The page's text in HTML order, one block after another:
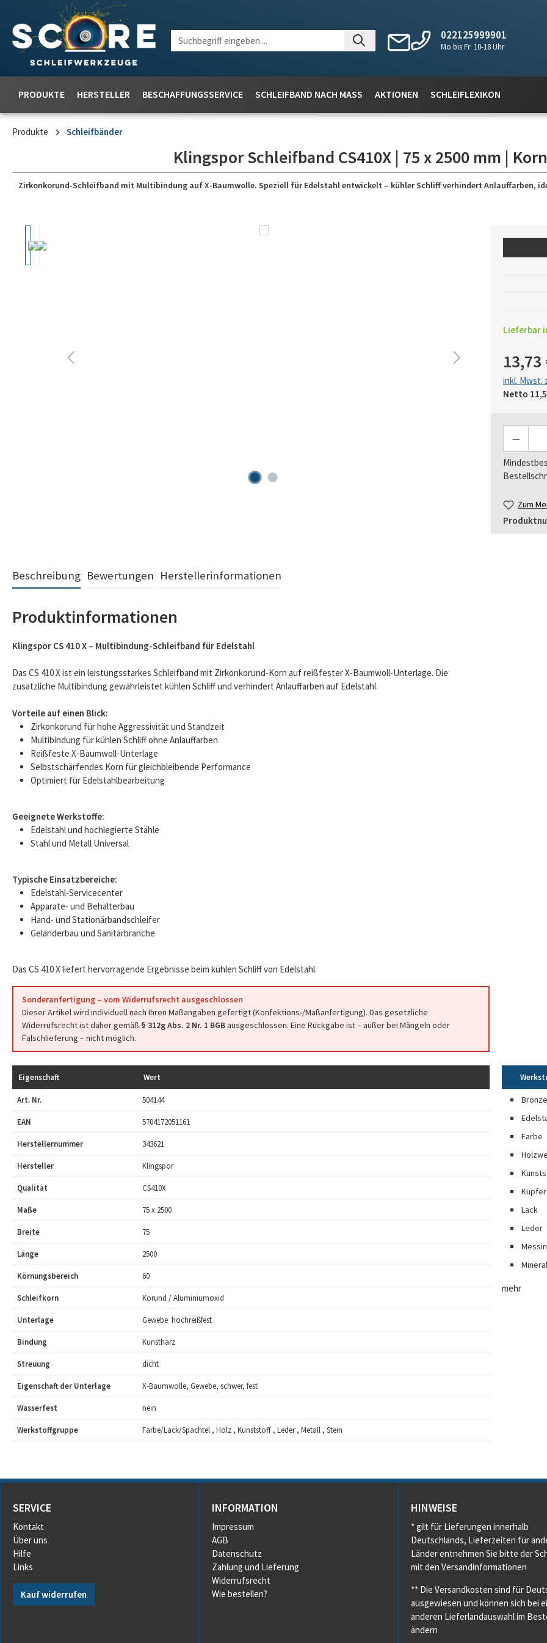
022125999901
Mo bis Fr: 10-18 Uhr
PRODUKTE HERSTELLER BESCHAFFUNGSSERVICE SCHLEIFBAND NACH MASS AKTIONEN SCHLEIFLEXIKON
Produkte Schleifbänder
Klingspor Schleifband CS410X | 75 x 2500 mm |
Zirkonkorund-Schleifband mit Multibindung auf X-Baumwolle. Speziell für Edelstahl entwickelt – kühler Schliff verhindert Anlauffarben,
Lieferbar
13,73
inkl. Mwst.
Netto
Zum
Beschreibung Bewertungen Herstellerinformationen
Produktinformationen
Klingspor CS 410 X – Multibindung-Schleifband für Edelstahl
Das CS 410 X ist ein leistungsstarkes Schleifband mit Zirkonkorund-Korn auf reißfester X-Baumwoll-Unterlage. Die
zusätzliche Multibindung gewährleistet kühlen Schliff und verhindert Anlauffarben auf Edelstahl.
Vorteile auf einen Blick:
Zirkonkorund für hohe Aggressivität und Standzeit
Multibindung für kühlen Schliff ohne Anlauffarben
Reißfeste X-Baumwoll-Unterlage
Selbstschärfendes Korn für gleichbleibende Performance
Optimiert für Edelstahlbearbeitung
Geeignete Werkstoffe:
Edelstahl und hochlegierte Stähle
Stahl und Metall Universal
Typische Einsatzbereiche:
Edelstahl-Servicecenter
Apparate- und Behälterbau
Hand- und Stationärbandschleifer
Geländerbau und Sanitärbranche
Das CS 410 X liefert hervorragende Ergebnisse beim kühlen Schliff von Edelstahl.
Sonderanfertigung – vom Widerrufsrecht ausgeschlossen
Dieser Artikel wird individuell nach Ihren Maßangaben gefertigt (Konfektions-/Maßanfertigung). Das gesetzliche
Widerrufsrecht ist daher gemäß § 312g Abs. 2 Nr. 1 BGBausgeschlossen. Eine Rückgabe ist – außer bei Mängeln oder
Falschlieferung – nicht möglich.
Eigenschaft Wert
Art. Nr. 504144
EAN 5704172051161
Herstellernummer 343621
Hersteller Klingspor
Qualität CS410X
Maße 75 x 2500
Breite 75
Länge 2500
Körnungsbereich 60
Schleifkorn Korund / Aluminiumoxid
Unterlage Gewebe  hochreißfest
Bindung Kunstharz
Streuung dicht
Eigenschaft der Unterlage X-Baumwolle, Gewebe, schwer, fest
Wasserfest nein
Werkstoffgruppe Farbe/Lack/Spachtel , Holz , Kunststoff , Leder , Metall , Stein
Farbe
Kupfer
Lack
Leder
mehr
SERVICE
Kontakt
Über uns
Hilfe
Links
Kauf widerrufen
INFORMATION
Impressum
AGB
Datenschutz
Zahlung und Lieferung
Widerrufsrecht
Wie bestellen?
HINWEISE
* gilt für Lieferungen innerhalb
Deutschlands, Lieferzeiten für
Länder entnehmen Sie bitte der
mit den Versandinformationen
** Die Versandkosten sind für
ausgewiesen und können sich bei
anderen Lieferlandauswahl im
ändern